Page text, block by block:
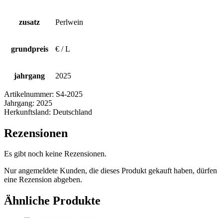
zusatz Perlwein
grundpreis € / L
jahrgang 2025
Artikelnummer: S4-2025
Jahrgang: 2025
Herkunftsland: Deutschland
Rezensionen
Es gibt noch keine Rezensionen.
Nur angemeldete Kunden, die dieses Produkt gekauft haben, dürfen
eine Rezension abgeben.
Ähnliche Produkte